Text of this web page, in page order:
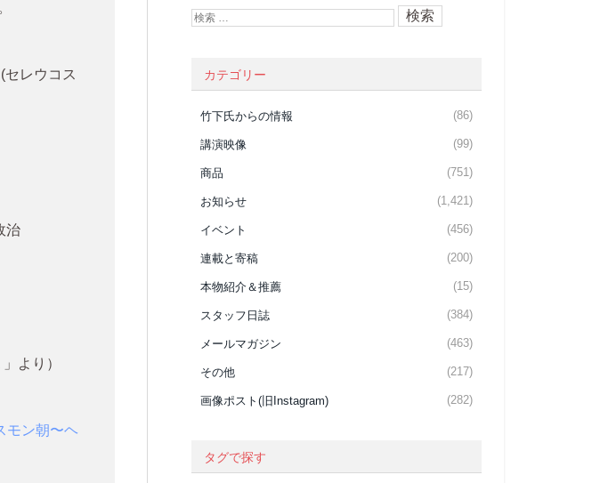
レウコス
治
より）
モン朝〜ヘ
カテゴリー
竹下氏からの情報 (86)
講演映像 (99)
商品 (751)
お知らせ (1,421)
イベント (456)
連載と寄稿 (200)
本物紹介＆推薦 (15)
スタッフ日誌 (384)
メールマガジン (463)
その他 (217)
画像ポスト(旧Instagram) (282)
タグで探す